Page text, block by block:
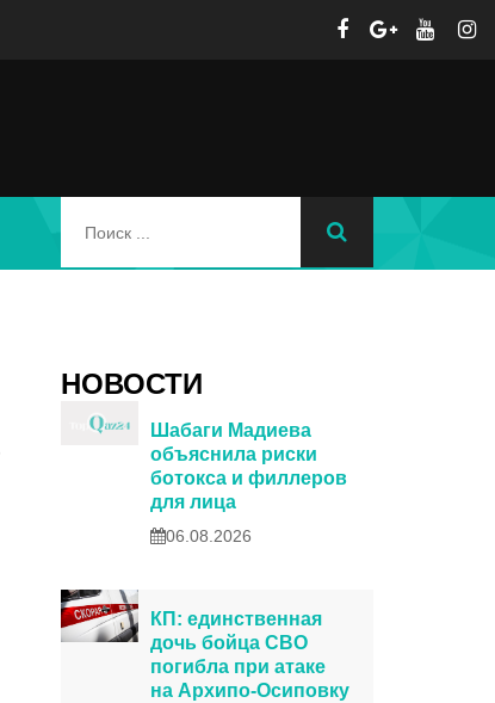
НОВОСТИ
Шабаги Мадиева
объяснила риски
ботокса и филлеров
для лица
06.08.2026
КП: единственная
дочь бойца СВО
погибла при атаке
на Архипо-Осиповку